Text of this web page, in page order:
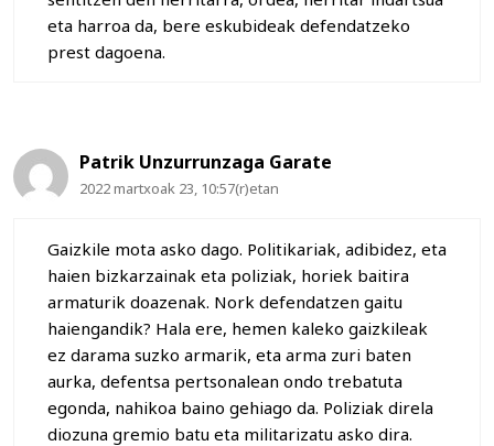
eta harroa da, bere eskubideak defendatzeko
prest dagoena.
Patrik Unzurrunzaga Garate
2022 martxoak 23, 10:57(r)etan
Gaizkile mota asko dago. Politikariak, adibidez, eta
haien bizkarzainak eta poliziak, horiek baitira
armaturik doazenak. Nork defendatzen gaitu
haiengandik? Hala ere, hemen kaleko gaizkileak
ez darama suzko armarik, eta arma zuri baten
aurka, defentsa pertsonalean ondo trebatuta
egonda, nahikoa baino gehiago da. Poliziak direla
diozuna gremio batu eta militarizatu asko dira.